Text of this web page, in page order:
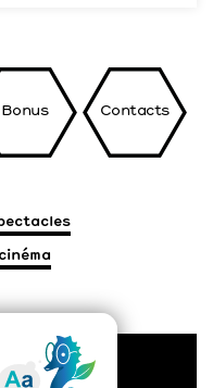
Bonus Contacts